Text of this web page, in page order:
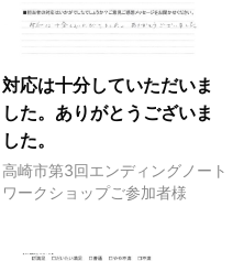
対応は十分していただいま
した。ありがとうございま
した。
高崎市第3回エンディングノート
ワークショップご参加者様